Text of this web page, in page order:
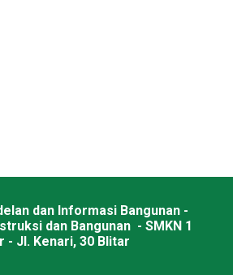
dan Informasi Bangunan -
dan Bangunan - SMKN 1
- Jl. Kenari, 30 Blitar